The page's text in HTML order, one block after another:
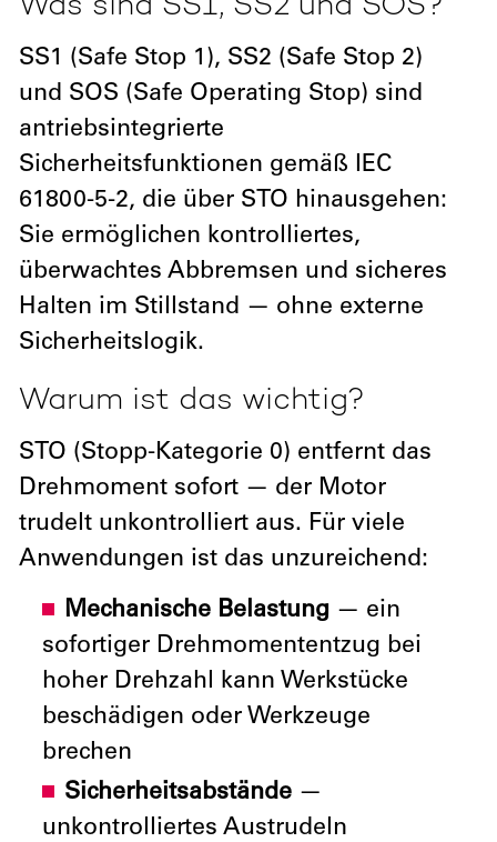
Was sind SS1, SS2 und SOS?
SS1 (Safe Stop 1), SS2 (Safe Stop 2)
und SOS (Safe Operating Stop) sind
antriebsintegrierte
Sicherheitsfunktionen gemäß IEC
61800-5-2, die über STO hinausgehen:
Sie ermöglichen kontrolliertes,
überwachtes Abbremsen und sicheres
Halten im Stillstand — ohne externe
Sicherheitslogik.
Warum ist das wichtig?
STO (Stopp-Kategorie 0) entfernt das
Drehmoment sofort — der Motor
trudelt unkontrolliert aus. Für viele
Anwendungen ist das unzureichend:
Mechanische Belastung — ein
sofortiger Drehmomententzug bei
hoher Drehzahl kann Werkstücke
beschädigen oder Werkzeuge
brechen
Sicherheitsabstände —
unkontrolliertes Austrudeln